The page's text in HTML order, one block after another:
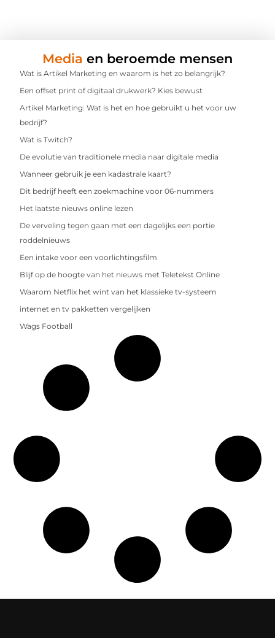
Media en beroemde mensen
Wat is Artikel Marketing en waarom is het zo belangrijk?
Een offset print of digitaal drukwerk? Kies bewust
Artikel Marketing: Wat is het en hoe gebruikt u het voor uw
bedrijf?
Wat is Twitch?
De evolutie van traditionele media naar digitale media
Wanneer gebruik je een kadastrale kaart?
Dit bedrijf heeft een zoekmachine voor 06-nummers
Het laatste nieuws online lezen
De verveling tegen gaan met een dagelijks een portie
roddelnieuws
Een intake voor een voorlichtingsfilm
Blijf op de hoogte van het nieuws met Teletekst Online
Waarom Netflix het wint van het klassieke tv-systeem
internet en tv pakketten vergelijken
Wags Football